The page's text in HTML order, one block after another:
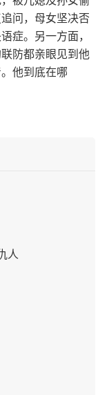
问，母女坚决否
症。另一方面，
防都亲眼见到他
他到底在哪
人